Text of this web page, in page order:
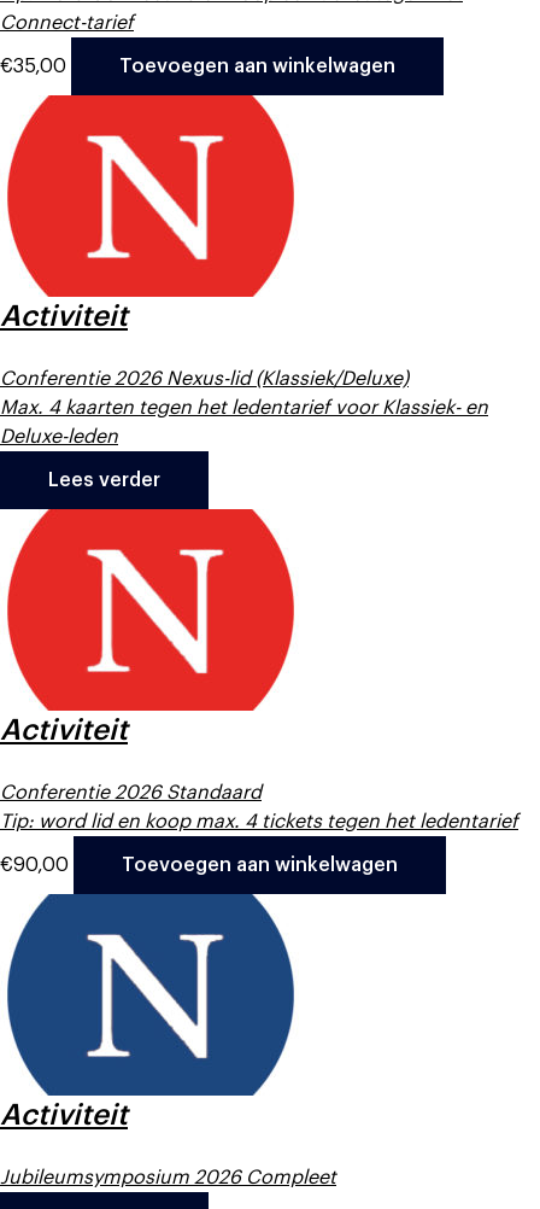
Connect-tarief
€35,00 Toevoegen aan winkelwagen
Activiteit
Conferentie 2026 Nexus-lid (Klassiek/Deluxe)
Max. 4 kaarten tegen het ledentarief voor Klassiek- en
Deluxe-leden
Lees verder
Activiteit
Conferentie 2026 Standaard
Tip: word lid en koop max. 4 tickets tegen het ledentarief
€90,00 Toevoegen aan winkelwagen
Activiteit
Jubileumsymposium 2026 Compleet